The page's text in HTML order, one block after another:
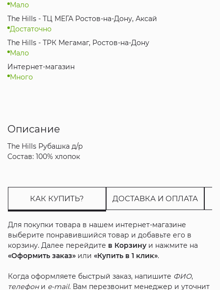
Мало
The Hills - ТЦ МЕГА Ростов-на-Дону, Аксай
Достаточно
The Hills - ТРК Мегамаг, Ростов-на-Дону
Мало
Интернет-магазин
Много
Описание
The Hills Рубашка д/р
Состав: 100% хлопок
КАК КУПИТЬ? ДОСТАВКА И ОПЛАТА
Для покупки товара в нашем интернет-магазине
выберите понравившийся товар и добавьте его в
корзину. Далее перейдите в Корзинуи нажмите на
«Оформить заказ»или «Купить в 1 клик».
Когда оформляете быстрый заказ, напишите ФИО,
телефони e-mail. Вам перезвонит менеджер и уточнит